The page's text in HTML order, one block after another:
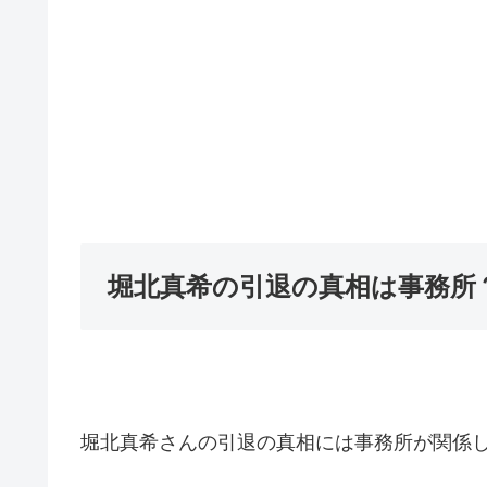
堀北真希の引退の真相は事務所
堀北真希さんの引退の真相には事務所が関係